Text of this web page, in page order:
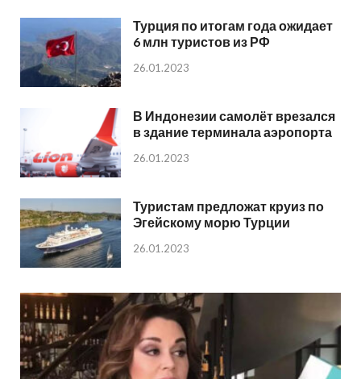
Турция по итогам года ожидает
6 млн туристов из РФ
26.01.2023
В Индонезии самолёт врезался
в здание терминала аэропорта
26.01.2023
Туристам предложат круиз по
Эгейскому морю Турции
26.01.2023